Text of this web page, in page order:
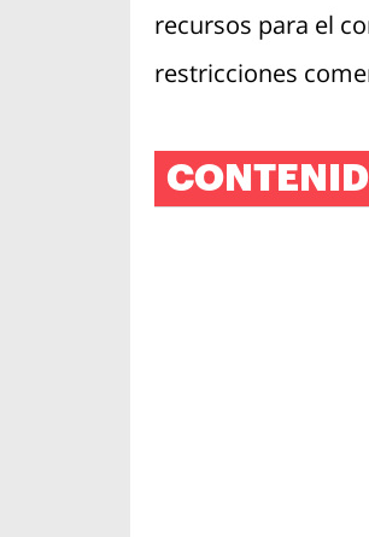
recursos para el
restricciones